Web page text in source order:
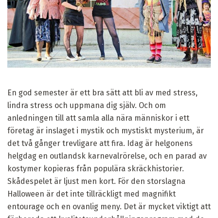
En god semester är ett bra sätt att bli av med stress,
lindra stress och uppmana dig själv. Och om
anledningen till att samla alla nära människor i ett
företag är inslaget i mystik och mystiskt mysterium, är
det två gånger trevligare att fira. Idag är helgonens
helgdag en outlandsk karnevalrörelse, och en parad av
kostymer kopieras från populära skräckhistorier.
Skådespelet är ljust men kort. För den storslagna
Halloween är det inte tillräckligt med magnifikt
entourage och en ovanlig meny. Det är mycket viktigt att